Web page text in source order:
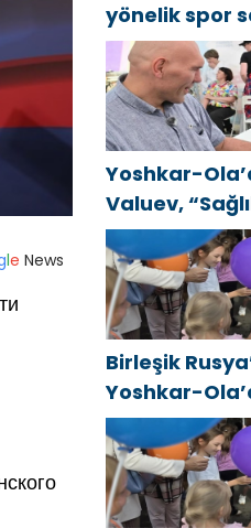
le News
yönelik spor
Birleşik
kapsamında
açıldı
Yoshkar-
Valuev,
Cumhuriyet”
tanıştı
Birleşik
Yoshkar-
festivali